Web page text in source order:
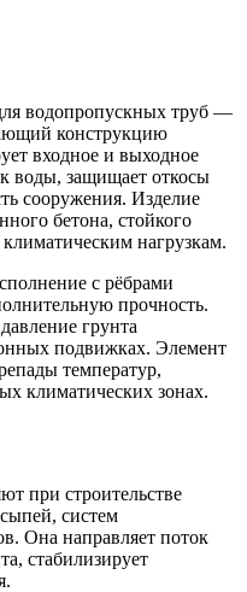
водопропускных труб —
конструкцию
входное и выходное
воды, защищает откосы
сооружения. Изделие
бетона, стойкого
нагрузкам.
с рёбрами
прочность.
грунта
подвижках. Элемент
температур,
климатических зонах.
при строительстве
систем
Она направляет поток
стабилизирует